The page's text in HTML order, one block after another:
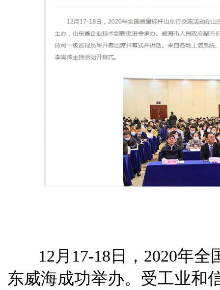
12月17-18日，2020年
东威海成功举办。受工业和